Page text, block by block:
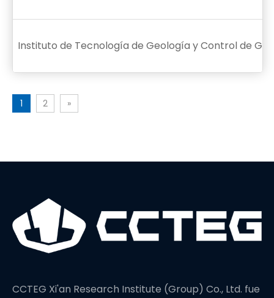
Instituto de Tecnología de Geología y Control de
1 2 »
CCTEG Xi'an Research Institute (Group) Co., Ltd. fue